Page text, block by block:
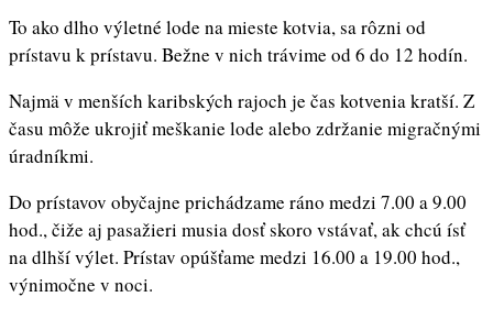
To ako dlho výletné lode na mieste kotvia, sa rôzni od
prístavu k prístavu. Bežne v nich trávime od 6 do 12 hodín.
Najmä v menších karibských rajoch je čas kotvenia kratší. Z
času môže ukrojiť meškanie lode alebo zdržanie migračnými
úradníkmi.
Do prístavov obyčajne prichádzame ráno medzi 7.00 a 9.00
hod., čiže aj pasažieri musia dosť skoro vstávať, ak chcú ísť
na dlhší výlet. Prístav opúšťame medzi 16.00 a 19.00 hod.,
výnimočne v noci.